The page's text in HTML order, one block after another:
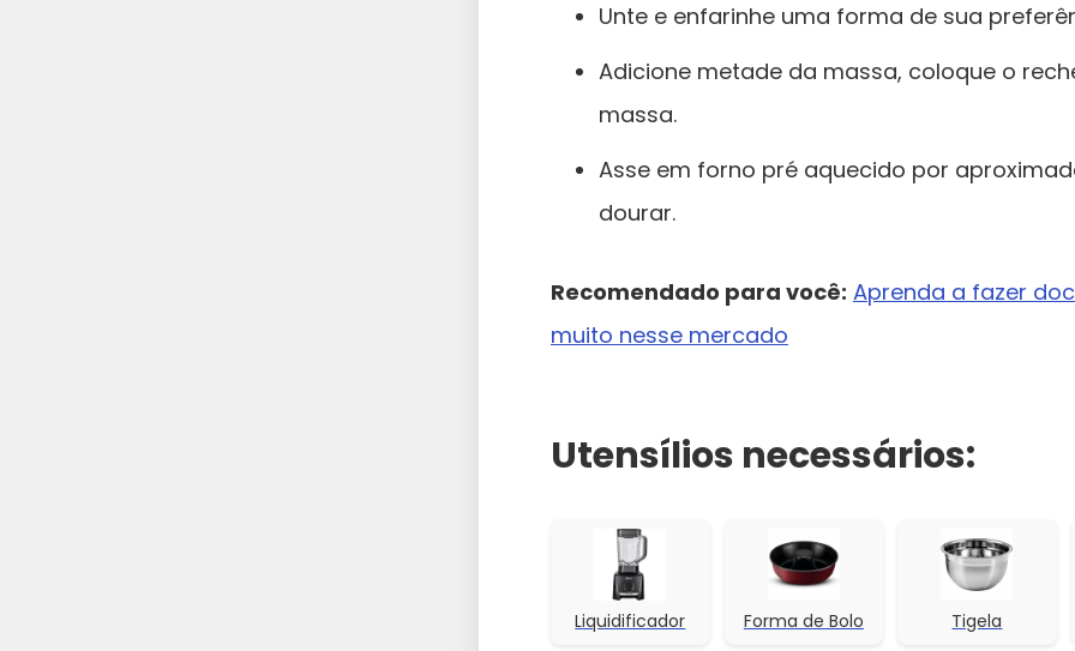
Unte e enfarinhe uma forma de sua
Adicione metade da massa, coloque o
massa.
Asse em forno pré aquecido por
dourar.
Recomendado para você: Aprenda a fazer
muito nesse mercado
Utensílios necessários:
Liquidificador Forma de Bolo Tigela